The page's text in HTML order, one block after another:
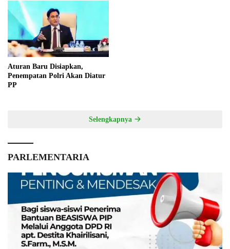
Aturan Baru Disiapkan,
Penempatan Polri Akan Diatur
PP
Selengkapnya
PARLEMENTARIA